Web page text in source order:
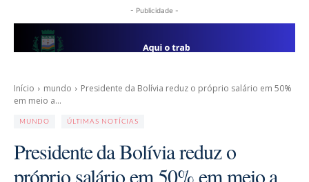
- Publicidade -
Início mundo
Presidente da Bolívia reduz o próprio salário em 50%
em meio a...
MUNDO ÚLTIMAS NOTÍCIAS
Presidente da Bolívia reduz o
próprio salário em 50% em meio a